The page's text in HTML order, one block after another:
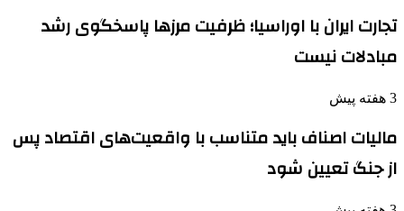
تجارت ایران با اوراسیا؛ ظرفیت مرزها پاسخگوی رشد
مبادلات نیست
3 هفته پیش
مالیات اصناف باید متناسب با واقعیت‌های اقتصاد پس
از جنگ تعیین شود